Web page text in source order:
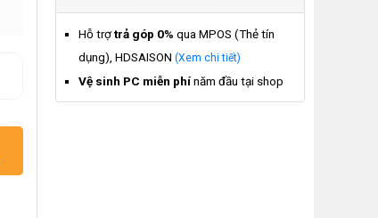
Hỗ trợtrả góp 0% qua MPOS (Thẻ tín
dụng), HDSAISON (Xem chi tiết)
Vệ sinh PC miễn phínăm đầu tại shop